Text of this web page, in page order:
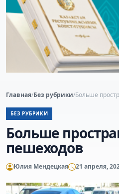
Главная/Без рубрики/Больше
БЕЗ РУБРИКИ
Больше
пешеходов
Юлия Мендецкая 21 апреля,